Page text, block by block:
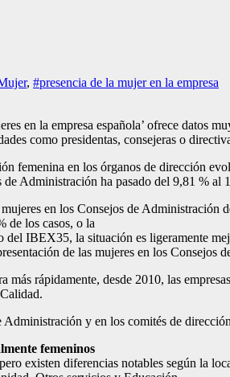
, #presencia de la mujer en la empresa
en la empresa española’ ofrece datos
como presidentas, consejeras o
femenina en los órganos de dirección
Administración ha pasado del 9,81 % al
en los Consejos de
de los casos, o la
IBEX35, la situación es ligeramente
de las mujeres en los
rápidamente, desde 2010, las
y en los comités de
femeninos
existen diferencias notables según la